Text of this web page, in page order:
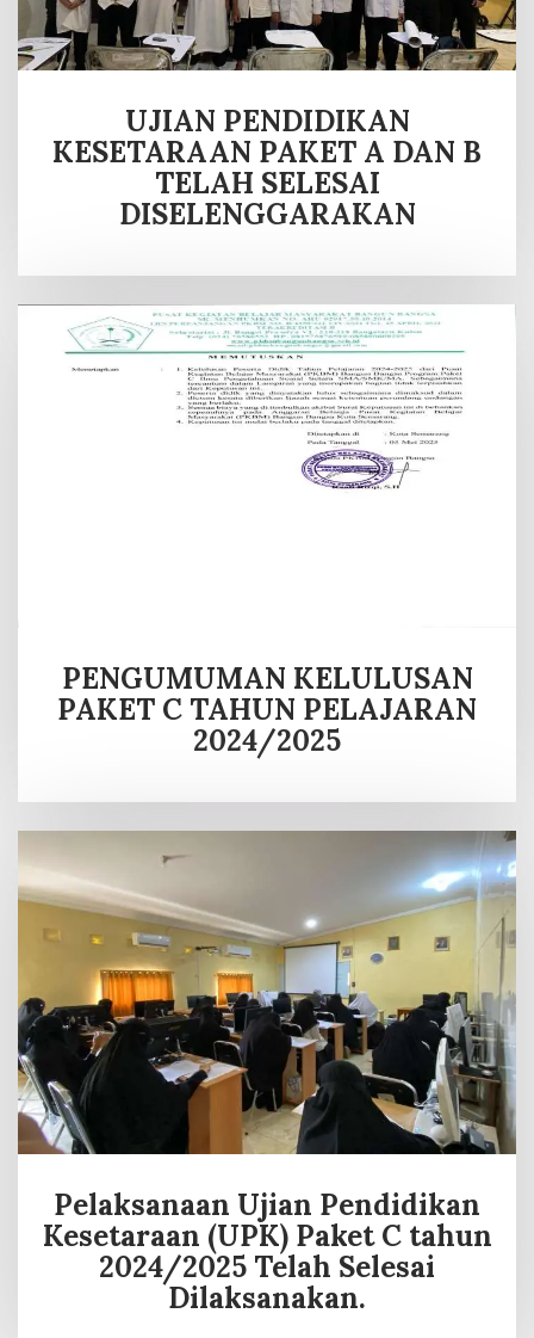
UJIAN PENDIDIKAN
KESETARAAN PAKET A DAN B
TELAH SELESAI
DISELENGGARAKAN
PENGUMUMAN KELULUSAN
PAKET C TAHUN PELAJARAN
2024/2025
Pelaksanaan Ujian Pendidikan
Kesetaraan (UPK) Paket C tahun
2024/2025 Telah Selesai
Dilaksanakan.